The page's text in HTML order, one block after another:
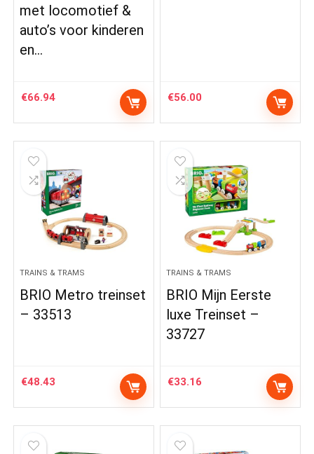
met locomotief &
auto’s voor kinderen
en…
€66.94 €56.00
TRAINS & TRAMS
BRIO Metro treinset
– 33513
€48.43
TRAINS & TRAMS
BRIO Mijn Eerste
luxe Treinset –
33727
€33.16